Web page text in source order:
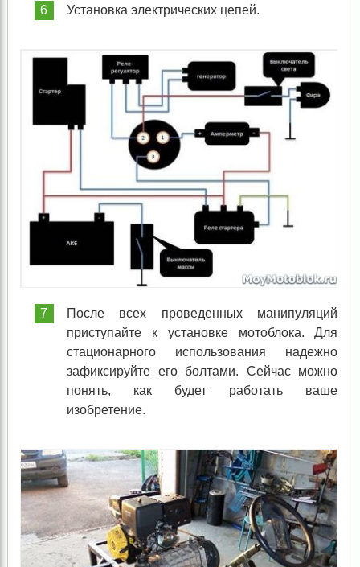
Установка электрических цепей.
После всех проведенных манипуляций
приступайте к установке мотоблока. Для
стационарного использования надежно
зафиксируйте его болтами. Сейчас можно
понять, как будет работать ваше
изобретение.